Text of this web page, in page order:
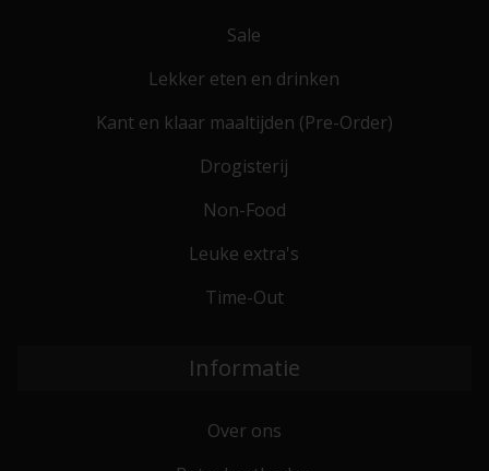
Sale
Lekker eten en drinken
Kant en klaar maaltijden (Pre-Order)
Drogisterij
Non-Food
Leuke extra's
Time-Out
Informatie
Over ons